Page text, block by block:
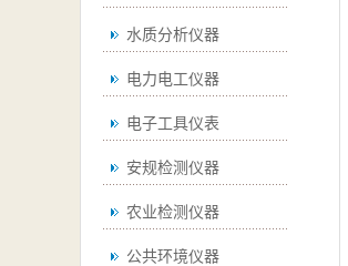
水质分析仪器
电力电工仪器
电子工具仪表
安规检测仪器
农业检测仪器
公共环境仪器